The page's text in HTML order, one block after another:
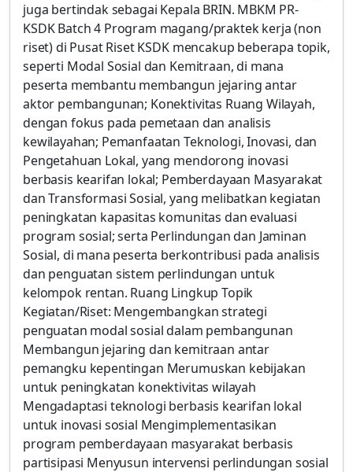
juga bertindak sebagai Kepala BRIN. MBKM PR-
KSDK Batch 4 Program magang/praktek kerja (non
riset) di Pusat Riset KSDK mencakup beberapa topik,
seperti Modal Sosial dan Kemitraan, di mana
peserta membantu membangun jejaring antar
aktor pembangunan; Konektivitas Ruang Wilayah,
dengan fokus pada pemetaan dan analisis
kewilayahan; Pemanfaatan Teknologi, Inovasi, dan
Pengetahuan Lokal, yang mendorong inovasi
berbasis kearifan lokal; Pemberdayaan Masyarakat
dan Transformasi Sosial, yang melibatkan kegiatan
peningkatan kapasitas komunitas dan evaluasi
program sosial; serta Perlindungan dan Jaminan
Sosial, di mana peserta berkontribusi pada analisis
dan penguatan sistem perlindungan untuk
kelompok rentan. Ruang Lingkup Topik
Kegiatan/Riset: Mengembangkan strategi
penguatan modal sosial dalam pembangunan
Membangun jejaring dan kemitraan antar
pemangku kepentingan Merumuskan kebijakan
untuk peningkatan konektivitas wilayah
Mengadaptasi teknologi berbasis kearifan lokal
untuk inovasi sosial Mengimplementasikan
program pemberdayaan masyarakat berbasis
partisipasi Menyusun intervensi perlindungan sosial